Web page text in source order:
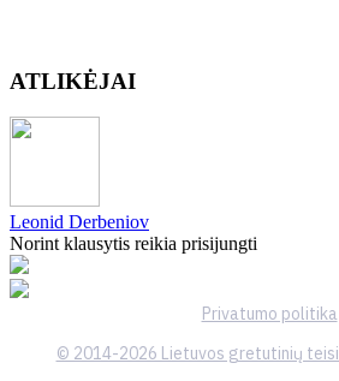
ATLIKĖJAI
Leonid Derbeniov
Norint klausytis reikia prisijungti
Privatumo politika
© 2014-2026 Lietuvos gretutinių